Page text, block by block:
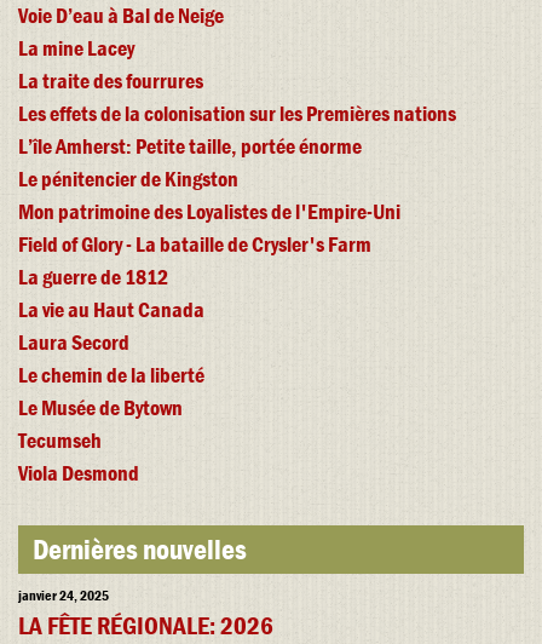
Voie D’eau à Bal de Neige
La mine Lacey
La traite des fourrures
Les effets de la colonisation sur les Premières nations
L’île Amherst: Petite taille, portée énorme
Le pénitencier de Kingston
Mon patrimoine des Loyalistes de l'Empire-Uni
Field of Glory - La bataille de Crysler's Farm
La guerre de 1812
La vie au Haut Canada
Laura Secord
Le chemin de la liberté
Le Musée de Bytown
Tecumseh
Viola Desmond
Dernières nouvelles
janvier 24, 2025
LA FÊTE RÉGIONALE: 2026